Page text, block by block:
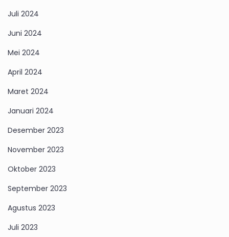
Juli 2024
Juni 2024
Mei 2024
April 2024
Maret 2024
Januari 2024
Desember 2023
November 2023
Oktober 2023
September 2023
Agustus 2023
Juli 2023